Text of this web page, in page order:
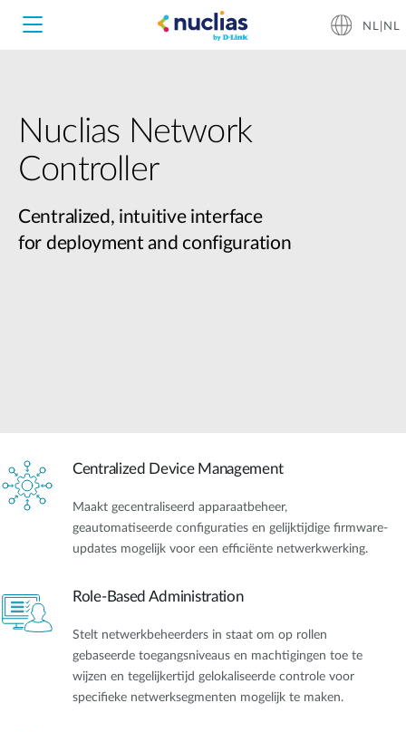
Nuclias Unity
Nuclias Cloud
Hardware DNH-3000
NL|NL
Nuclias Network
Controller
Centralized, intuitive interface
for deployment and configuration
Centralized Device Management
Maakt gecentraliseerd apparaatbeheer,
geautomatiseerde configuraties en gelijktijdige firmware-
updates mogelijk voor een efficiënte netwerkwerking.
Role-Based Administration
Stelt netwerkbeheerders in staat om op rollen
gebaseerde toegangsniveaus en machtigingen toe te
wijzen en tegelijkertijd gelokaliseerde controle voor
specifieke netwerksegmenten mogelijk te maken.